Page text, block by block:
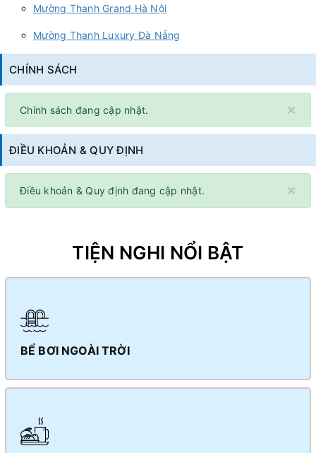
Mường Thanh Grand Hà Nội
Mường Thanh Luxury Đà Nẵng
CHÍNH SÁCH
×
Chính sách đang cập nhật.
ĐIỀU KHOẢN & QUY ĐỊNH
×
Điều khoản & Quy định đang cập nhật.
TIỆN NGHI NỔI BẬT
BỂ BƠI NGOÀI TRỜI